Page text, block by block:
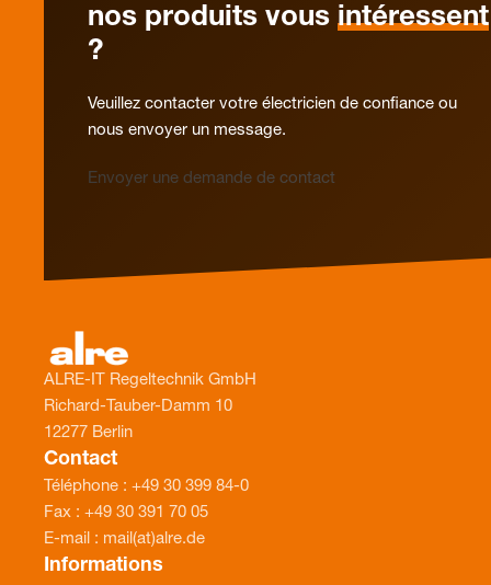
nos produits vous intéressent
?
Veuillez contacter votre électricien de confiance ou
nous envoyer un message.
Envoyer une demande de contact
ALRE-IT Regeltechnik GmbH
Richard-Tauber-Damm 10
12277 Berlin
Contact
Téléphone : +49 30 399 84-0
Fax : +49 30 391 70 05
E-mail : mail(at)alre.de
Informations